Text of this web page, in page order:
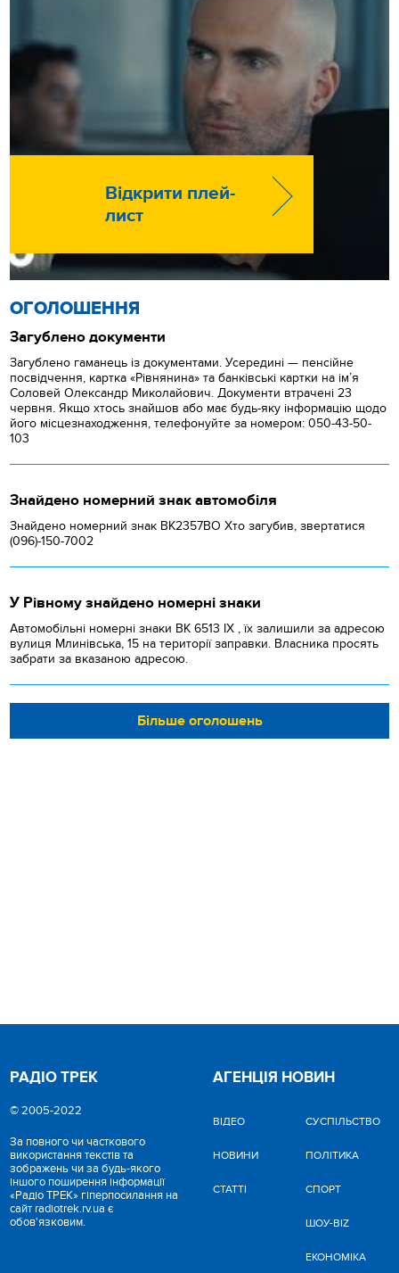
Відкрити плей-
лист
ОГОЛОШЕННЯ
Загублено документи
Загублено гаманець із документами. Усередині — пенсійне
посвідчення, картка «Рівнянина» та банківські картки на ім’я
Соловей Олександр Миколайович. Документи втрачені 23
червня. Якщо хтось знайшов або має будь-яку інформацію щодо
його місцезнаходження, телефонуйте за номером: 050-43-50-
103
Знайдено номерний знак автомобіля
Знайдено номерний знак ВК2357ВО Хто загубив, звертатися
(096)-150-7002
У Рівному знайдено номерні знаки
Автомобільні номерні знаки BK 6513 IX , їх залишили за адресою
вулиця Млинівська, 15 на території заправки. Власника просять
забрати за вказаною адресою.
Більше оголошень
РАДІО ТРЕК
© 2005-2022
За повного чи часткового
використання текстів та
зображень чи за будь-якого
іншого поширення інформації
«Радіо ТРЕК» гіперпосилання на
сайт radiotrek.rv.ua є
обов'язковим.
АГЕНЦІЯ НОВИН
ВІДЕО
НОВИНИ
СТАТТІ
CУСПІЛЬСТВО
ПОЛІТИКА
СПОРТ
ШОУ-BIZ
ЕКОНОМІКА